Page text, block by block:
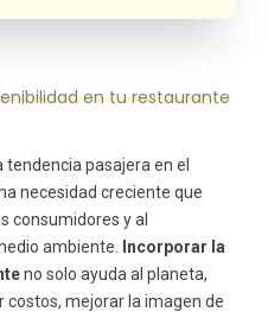
residuos
clientes en tu restaurante
tendencia pasajera en el
necesidad creciente que
consumidores y al
ambiente. Incorporar la
no solo ayuda al planeta,
mejorar la imagen de